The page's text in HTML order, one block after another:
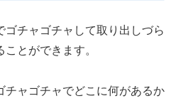
ゴチャゴチャして取り出しづら
とができます。
チャゴチャでどこに何があるか